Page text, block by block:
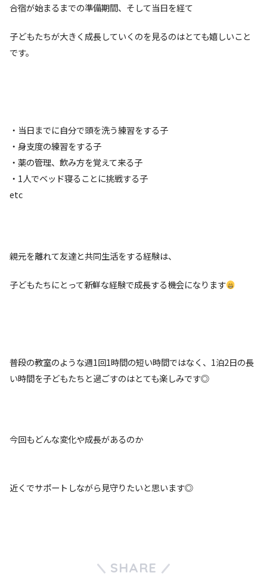
合宿が始まるまでの準備期間、そして当日を経て
子どもたちが大きく成長していくのを見るのはとても嬉しいこと
です。
・当日までに自分で頭を洗う練習をする子
・身支度の練習をする子
・薬の管理、飲み方を覚えて来る子
・1人でベッド寝ることに挑戦する子
etc
親元を離れて友達と共同生活をする経験は、
子どもたちにとって新鮮な経験で成長する機会になります
普段の教室のような週1回1時間の短い時間ではなく、1泊2日の長
い時間を子どもたちと過ごすのはとても楽しみです◎
今回もどんな変化や成長があるのか
近くでサポートしながら見守りたいと思います◎
SHARE